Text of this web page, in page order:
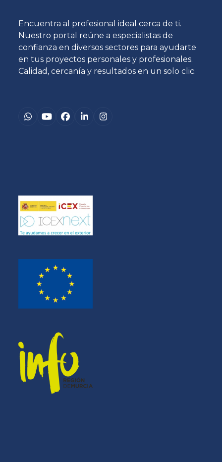
Encuentra al profesional ideal cerca de ti.
Nuestro portal reúne a especialistas de
confianza en diversos sectores para ayudarte
en tus proyectos personales y profesionales.
Calidad, cercanía y resultados en un solo clic.
Whatsapp
YouTubeFacebook
LinkedInInstagram